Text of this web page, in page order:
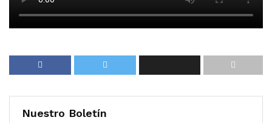
Nuestro Boletín